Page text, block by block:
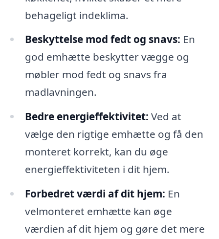
behageligt indeklima.
Beskyttelse mod fedt og snavs: En
god emhætte beskytter vægge og
møbler mod fedt og snavs fra
madlavningen.
Bedre energieffektivitet: Ved at
vælge den rigtige emhætte og få den
monteret korrekt, kan du øge
energieffektiviteten i dit hjem.
Forbedret værdi af dit hjem: En
velmonteret emhætte kan øge
værdien af dit hjem og gøre det mere